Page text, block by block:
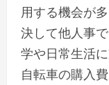
用する機会が
決して他人事
学や日常生活
自転車の購入